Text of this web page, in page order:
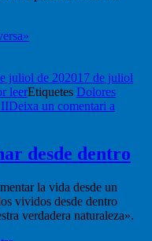
juliol de 202017 de juliol
leerEtiquetes Dolores
IIDeixa un comentari a
desde dentro
la vida desde un
vividos desde dentro
verdadera naturaleza».